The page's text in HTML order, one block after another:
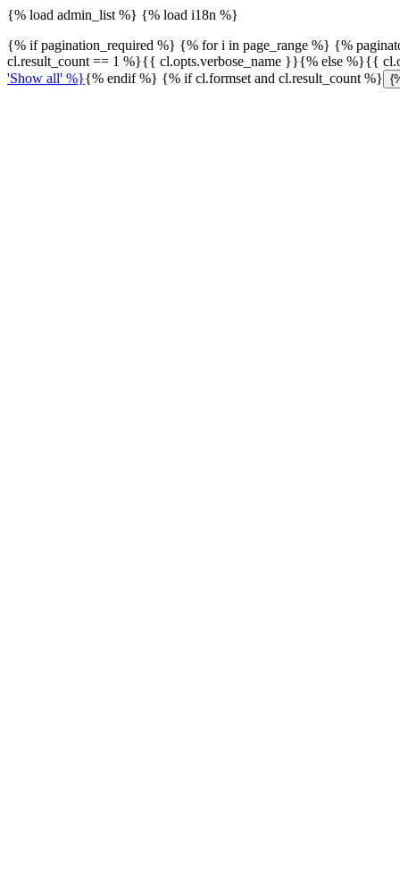
{% load admin_list %} {% load i18n %}
{% if pagination_required %} {% for i in page_range %} {%
cl.result_count == 1 %}{{ cl.opts.verbose_name }}{% else %}{{
'Show all' %}{% endif %} {% if cl.formset and cl.result_count %}